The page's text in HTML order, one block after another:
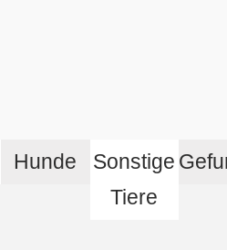
Hunde
Sonstige
Tiere